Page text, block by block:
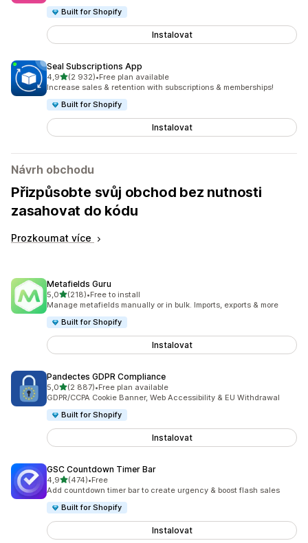
Built for Shopify
Instalovat
Seal Subscriptions App
4,9z 5 hvězd
(2 932)
Celkový počet recenzí: 2932
•Free plan available
Increase sales & retention with subscriptions & memberships!
Built for Shopify
Instalovat
Návrh obchodu
Přizpůsobte svůj obchod bez nutnosti
zasahovat do kódu
Prozkoumat více
Metafields Guru
5,0z 5 hvězd
(218)
Celkový počet recenzí: 218
•Free to install
Manage metafields manually or in bulk. Imports, exports & more
Built for Shopify
Instalovat
Pandectes GDPR Compliance
5,0z 5 hvězd
(2 887)
Celkový počet recenzí: 2887
•Free plan available
GDPR/CCPA Cookie Banner, Web Accessibility & EU Withdrawal
Built for Shopify
Instalovat
GSC Countdown Timer Bar
4,9z 5 hvězd
(474)
Celkový počet recenzí: 474
•Free
Add countdown timer bar to create urgency & boost flash sales
Built for Shopify
Instalovat